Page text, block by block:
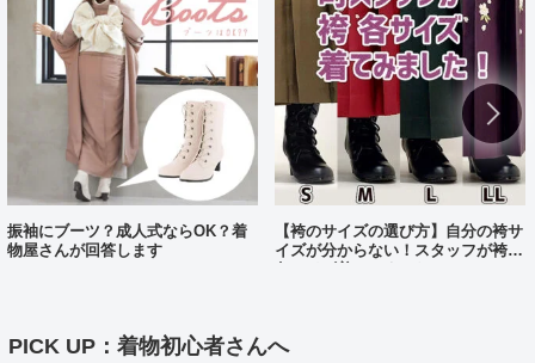
振袖にブーツ？成人式ならOK？着
物屋さんが回答します
【袴のサイズの選び方】自分の袴サ
イズが分からない！スタッフが袴、
PICK UP：着物初心者さんへ